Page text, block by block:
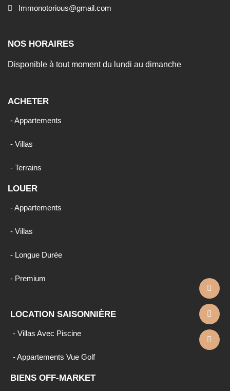
Immonotorious@gmail.com
NOS HORAIRES
Disponible à tout moment du lundi au dimanche
ACHETER
- Appartements
- Villas
- Terrains
LOUER
- Appartements
- Villas
- Longue Durée
- Premium
LOCATION SAISONNIÈRE
- Villas Avec Piscine
- Appartements Vue Golf
BIENS OFF-MARKET